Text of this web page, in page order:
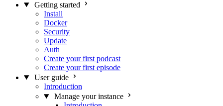
Getting started
Install
Docker
Security
Update
Auth
Create your first podcast
Create your first episode
User guide
Introduction
Manage your instance